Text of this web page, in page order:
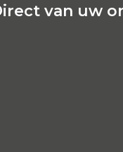
van uw